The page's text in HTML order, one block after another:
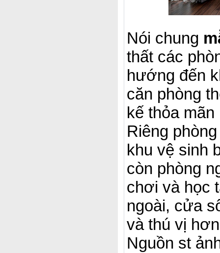
Nói chung
thất các
hướng đến
căn phòng
kế thỏa
Riêng
khu vệ sinh
còn phòng
chơi và học
ngoài, cửa
và thú vị
Nguồn st